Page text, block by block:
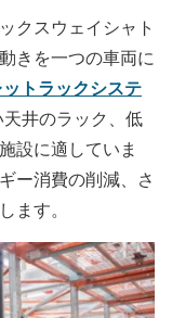
クスウェイシャト
きを一つの車両に
トラックシステ
井のラック、低
設に適していま
ー消費の削減、さ
ます。